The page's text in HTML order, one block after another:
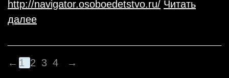
http://navigator.osoboedetstvo.ru/ Читать
далее
← 1 2 3 4 →